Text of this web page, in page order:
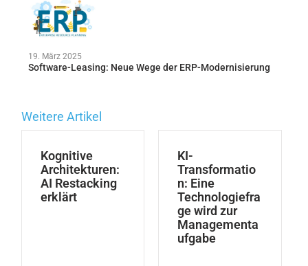
19. März 2025
Software-Leasing: Neue Wege der ERP-Modernisierung
Weitere Artikel
Kognitive
Architekturen:
AI Restacking
erklärt
KI-
Transformatio
n: Eine
Technologiefra
ge wird zur
Managementa
ufgabe